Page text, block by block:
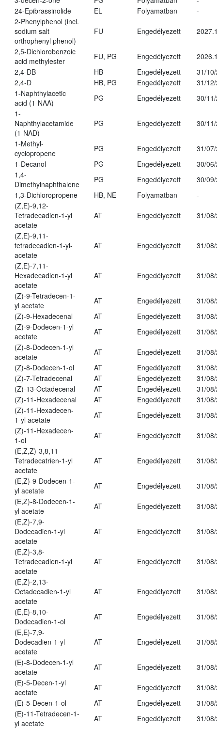
24-Epibrassinolide
EL Folyamatban
-
2-Phenylphenol (incl.
sodium salt
orthophenyl phenol)
FU Engedélyezett
2,5-Dichlorobenzoic
acid methylester
FU, PG Engedélyezett
2,4-DB
HB Engedélyezett
31/
2,4-D
HB, PG Engedélyezett
31/
1-Naphthylacetic
acid (1-NAA)
PG Engedélyezett
30/
1-
Naphthylacetamide
(1-NAD)
PG Engedélyezett 30/
1-Methyl-
cyclopropene
PG Engedélyezett
31/
1-Decanol
PG Engedélyezett
30/
1,4-
Dimethylnaphthalene
PG Engedélyezett
30/
1,3-Dichloropropene
HB, NE Folyamatban
-
(Z,E)-9,12-
Tetradecadien-1-yl
acetate
AT Engedélyezett 31/
(Z,E)-9,11-
tetradecadien-1-yl-
acetate
AT Engedélyezett 31/
(Z,E)-7,11-
Hexadecadien-1-yl
acetate
AT Engedélyezett 31/
(Z)-9-Tetradecen-1-
yl acetate
AT Engedélyezett
31/
(Z)-9-Hexadecenal
AT Engedélyezett
31/
(Z)-9-Dodecen-1-yl
acetate
AT Engedélyezett
31/
(Z)-8-Dodecen-1-yl
acetate
AT Engedélyezett
31/
(Z)-8-Dodecen-1-ol
AT Engedélyezett
31/
(Z)-7-Tetradecenal
AT Engedélyezett
31/
(Z)-13-Octadecenal
AT Engedélyezett
31/
(Z)-11-Hexadecenal
AT Engedélyezett
31/
(Z)-11-Hexadecen-
1-yl acetate
AT Engedélyezett
31/
(Z)-11-Hexadecen-
1-ol
AT Engedélyezett
31/
(E,Z,Z)-3,8,11-
Tetradecatrien-1-yl
acetate
AT Engedélyezett 31/
(E,Z)-9-Dodecen-1-
yl acetate
AT Engedélyezett
31/
(E,Z)-8-Dodecen-1-
yl acetate
AT Engedélyezett
31/
(E,Z)-7,9-
Dodecadien-1-yl
acetate
AT Engedélyezett 31/
(E,Z)-3,8-
Tetradecadien-1-yl
acetate
AT Engedélyezett 31/
(E,Z)-2,13-
Octadecadien-1-yl
acetate
AT Engedélyezett 31/
(E,E)-8,10-
Dodecadien-1-ol
AT Engedélyezett
31/
(E,E)-7,9-
Dodecadien-1-yl
acetate
AT Engedélyezett 31/
(E)-8-Dodecen-1-yl
acetate
AT Engedélyezett
31/
(E)-5-Decen-1-yl
acetate
AT Engedélyezett
31/
(E)-5-Decen-1-ol
AT Engedélyezett
31/
(E)-11-Tetradecen-1-
yl acetate
AT Engedélyezett 31/